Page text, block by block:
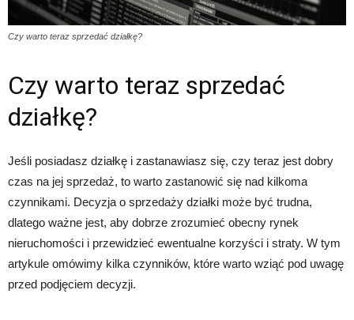
Czy warto teraz sprzedać działkę?
Czy warto teraz sprzedać
działkę?
Jeśli posiadasz działkę i zastanawiasz się, czy teraz jest dobry
czas na jej sprzedaż, to warto zastanowić się nad kilkoma
czynnikami. Decyzja o sprzedaży działki może być trudna,
dlatego ważne jest, aby dobrze zrozumieć obecny rynek
nieruchomości i przewidzieć ewentualne korzyści i straty. W tym
artykule omówimy kilka czynników, które warto wziąć pod uwagę
przed podjęciem decyzji.